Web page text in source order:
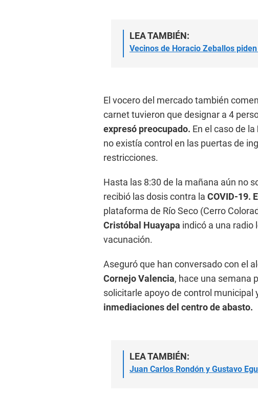
LEA TAMBIÉN:
Vecinos de Horacio Zeballos
El vocero del mercado también
carnet tuvieron que designar a 4
expresó preocupado. En el caso de la
no existía control en las puertas de
restricciones.
Hasta las 8:30 de la mañana aún no
recibió las dosis contra la COVID-19.
plataforma de Río Seco (Cerro
Cristóbal Huayapa indicó a una radio
vacunación.
Aseguró que han conversado con el
Cornejo Valencia, hace una semana
solicitarle apoyo de control
inmediaciones del centro de abasto.
LEA TAMBIÉN:
Juan Carlos Rondón y Gustavo